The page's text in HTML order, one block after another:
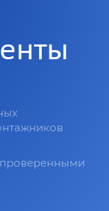
проверенными